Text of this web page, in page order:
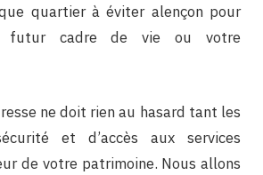
quartier à éviter alençon pour
futur cadre de vie ou votre
ne doit rien au hasard tant les
et d’accès aux services
de votre patrimoine. Nous allons